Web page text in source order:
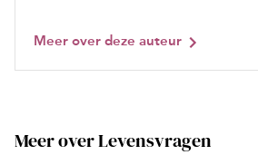
Meer over deze auteur
Meer over Levensvragen